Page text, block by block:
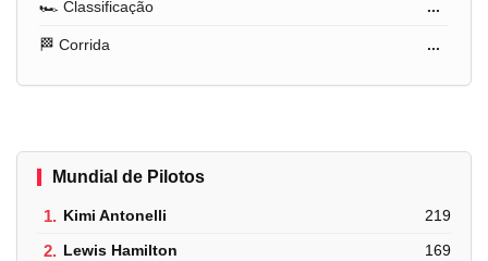
🏎️ Classificação ...
🏁 Corrida ...
Mundial de Pilotos
1. Kimi Antonelli 219
2. Lewis Hamilton 169